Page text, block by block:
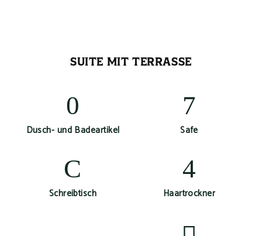
SUITE MIT TERRASSE
Dusch- und Badeartikel Safe
Schreibtisch Haartrockner